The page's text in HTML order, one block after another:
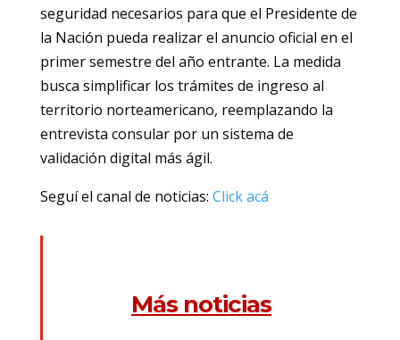
seguridad necesarios para que el Presidente de
la Nación pueda realizar el anuncio oficial en el
primer semestre del año entrante. La medida
busca simplificar los trámites de ingreso al
territorio norteamericano, reemplazando la
entrevista consular por un sistema de
validación digital más ágil.
Seguí el canal de noticias: Click acá
Más noticias